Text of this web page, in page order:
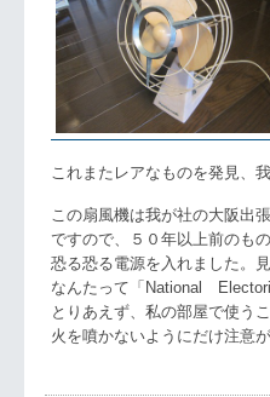
これまたレアなものを発見、
この扇風機は我が社の大阪出
ですので、５０年以上前のも
恐る恐る電源を入れました。
なんたって「National
とりあえず、私の部屋で使う
火を噴かないようにだけ注意